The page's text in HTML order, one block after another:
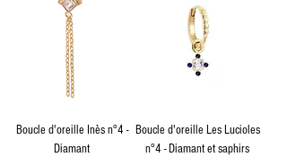
Boucle d'oreille Inès n°4 -
Diamant
Boucle d'oreille Les Lucioles
n°4 - Diamant et saphirs